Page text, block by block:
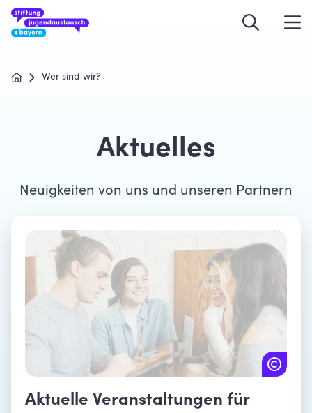
Wer sind wir?
Aktuelles
Neuigkeiten von uns und unseren Partnern
Aktuelle Veranstaltungen für